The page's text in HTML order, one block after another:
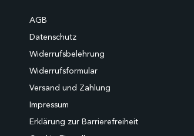
AGB
Datenschutz
Widerrufsbelehrung
Widerrufsformular
Versand und Zahlung
Impressum
Erklärung zur Barrierefreiheit